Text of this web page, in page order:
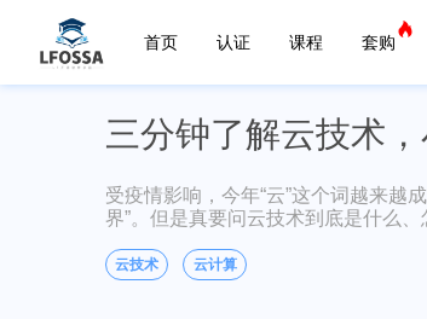
首页 认证 课程 套购
三分钟了解云技术
受疫情影响，今年“云”这个词越来越
界”。但是真要问云技术到底是什么
云技术 云计算